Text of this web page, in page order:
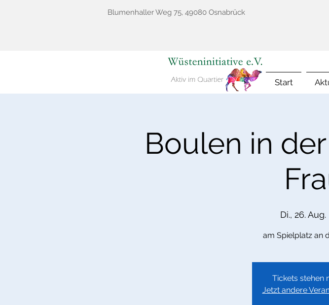
Blumenhaller Weg 75, 49080 Osnabrück
Start
Boulen in
Di., 26. Aug.
am Spielplatz an
Tickets stehen
Jetzt andere